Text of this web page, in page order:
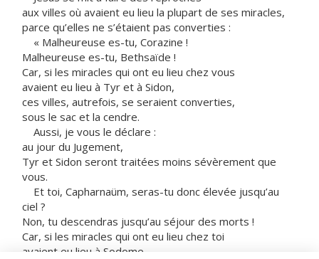
aux villes où avaient eu lieu la plupart de ses miracles,
parce qu’elles ne s’étaient pas converties :
« Malheureuse es-tu, Corazine !
Malheureuse es-tu, Bethsaïde !
Car, si les miracles qui ont eu lieu chez vous
avaient eu lieu à Tyr et à Sidon,
ces villes, autrefois, se seraient converties,
sous le sac et la cendre.
Aussi, je vous le déclare :
au jour du Jugement,
Tyr et Sidon seront traitées moins sévèrement que
vous.
Et toi, Capharnaüm, seras-tu donc élevée jusqu’au
ciel ?
Non, tu descendras jusqu’au séjour des morts !
Car, si les miracles qui ont eu lieu chez toi
avaient eu lieu à Sodome,